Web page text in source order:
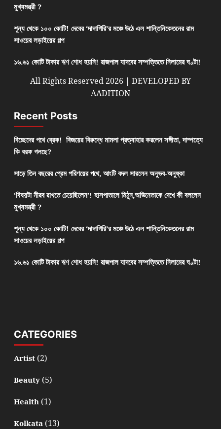
মুখ্যমন্ত্রী ?
শূন্য থেকে ১০০ কোটি! দেবের ‘দাদাগিরি’র মঞ্চে উঠে এল শান্তিনিকেতনের রাম
সাওয়ের লড়াইয়ের গল্প
১৬.৬১ কোটি টাকার ঋণ শোধ হয়নি! রাজপাল যাদবের সম্পত্তিতে নিলামের ঘণ্টা!
All Rights Reserved 2026 | DEVELOPED BY
AADITION
Recent Posts
বিচ্ছেদের পথে ব্রেক! বিজয়ের বিরুদ্ধে মামলা প্রত্যাহার করলেন সঙ্গীতা, দাম্পত্যে
কি বরফ গলছে?
সাড়ে তিন বছরের প্রেম পরিণয়ের পথে, আংটি বদল সারলেন অনুভব-অনুষ্কা
‘বিষয়টা নীরব রাখতে চেয়েছিলেন’! হাসপাতালে মিঠুন,অভিনেতাকে দেখে কী বললেন
মুখ্যমন্ত্রী ?
শূন্য থেকে ১০০ কোটি! দেবের ‘দাদাগিরি’র মঞ্চে উঠে এল শান্তিনিকেতনের রাম
সাওয়ের লড়াইয়ের গল্প
১৬.৬১ কোটি টাকার ঋণ শোধ হয়নি! রাজপাল যাদবের সম্পত্তিতে নিলামের ঘণ্টা!
CATEGORIES
Artist(2)
Beauty(5)
Health(1)
Kolkata(13)